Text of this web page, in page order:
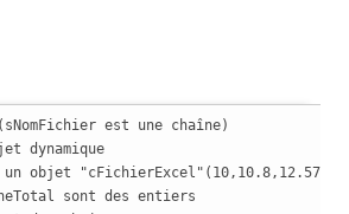
est une chaîne)
dynamique
objet "cFichierExcel"(10,10.8,12.57)
sont des entiers